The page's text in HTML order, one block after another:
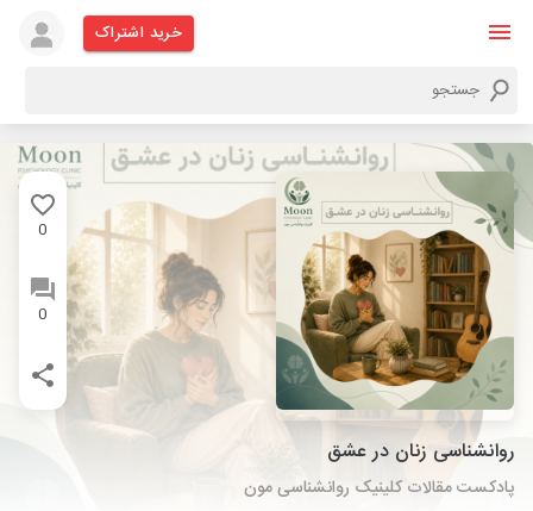
خرید اشتراک
0
0
روانشناسی زنان در عشق
پادکست مقالات کلینیک روانشناسی مون